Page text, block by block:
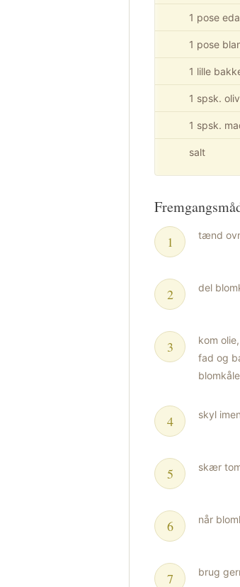
1 pose
1 pose
1 lille
1 spsk.
1 spsk.
salt
tænd
del
kom
fad og
skyl
skær
når
brug